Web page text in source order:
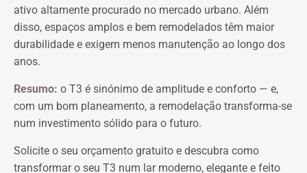
ativo altamente procurado no mercado urbano. Além
disso, espaços amplos e bem remodelados têm maior
durabilidade e exigem menos manutenção ao longo dos
anos.
Resumo: o T3 é sinónimo de amplitude e conforto — e,
com um bom planeamento, a remodelação transforma-se
num investimento sólido para o futuro.
Solicite o seu orçamento gratuito e descubra como
transformar o seu T3 num lar moderno, elegante e feito